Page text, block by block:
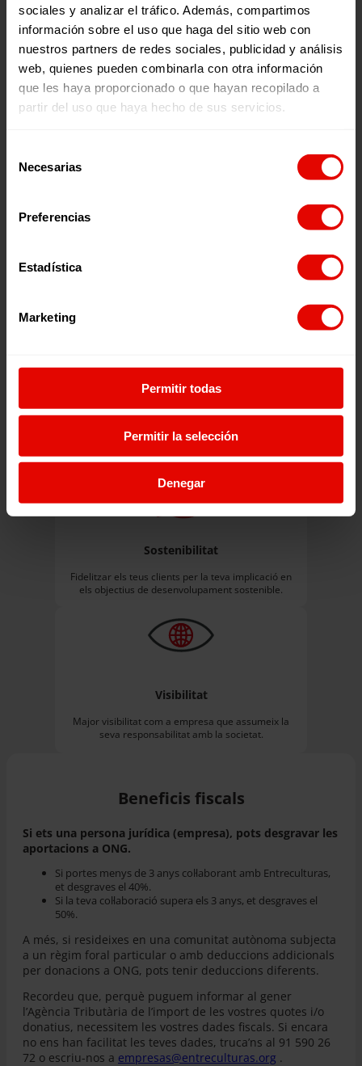
sociales y analizar el tráfico. Además, compartimos
información sobre el uso que haga del sitio web con
nuestros partners de redes sociales, publicidad y análisis
web, quienes pueden combinarla con otra información
que les haya proporcionado o que hayan recopilado a
partir del uso que haya hecho de sus servicios.
Necesarias
Preferencias
Estadística
Marketing
Permitir todas
Permitir la selección
Denegar
els clients, proveïdors i públic proper.
Lideratge
Motivar els empleats i empleades del teu
Sostenibilitat
Fidelitzar els teus clients per la teva implicació en
els objectius de desenvolupament sostenible.
Visibilitat
Major visibilitat com a empresa que assumeix la
seva responsabilitat amb la societat.
Beneficis fiscals
Si ets una persona jurídica (empresa), pots desgravar les
aportacions a ONG.
Si portes menys de 3 anys col·laborant amb Entreculturas,
et desgraves el 40%.
Si la teva col·laboració supera els 3 anys, et desgraves el
50%.
A més, si resideixes en una comunitat autònoma subjecta
a un règim foral particular o amb deduccions addicionals
per donacions a ONG, pots tenir deduccions diferents.
Recordeu que, perquè puguem informar al gener
l’Agència Tributària de l’import de les vostres quotes i/o
donatius, necessitem les vostres dades fiscals. Si encara
no ens han facilitat les teves dades, truca’ns al 91 590 26
72 o escriu-nos a empresas@entreculturas.org .